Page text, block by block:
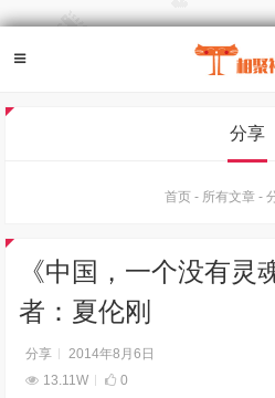
分享
首页 - 所有文章 -
《中国，一个没有灵
者：夏伦刚
分享
2014年8月6日
13.11W
0